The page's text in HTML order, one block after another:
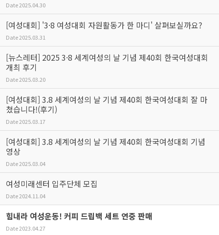
Date2025.04.30
[여성대회] '3·8 여성대회 자원활동가 한 마디' 살펴보실까요?
Date2025.03.31
[뉴스레터] 2025 3·8 세계여성의 날 기념 제40회 한국여성대회
개최 후기
Date2025.03.20
[여성대회] 3.8 세계여성의 날 기념 제40회 한국여성대회 잘 마
쳤습니다!(후기)
Date2025.03.17
[여성대회] 3.8 세계여성의 날 기념 제40회 한국여성대회 기념
영상
Date2025.03.04
여성미래센터 입주단체 모집
Date2024.11.04
힘내라 여성운동! 커피 드립백 세트 연중 판매
Date2023.04.27